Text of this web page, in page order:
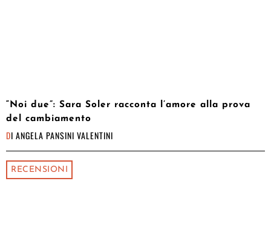
“Noi due”: Sara Soler racconta l’amore alla prova
del cambiamento
DI ANGELA PANSINI VALENTINI
RECENSIONI